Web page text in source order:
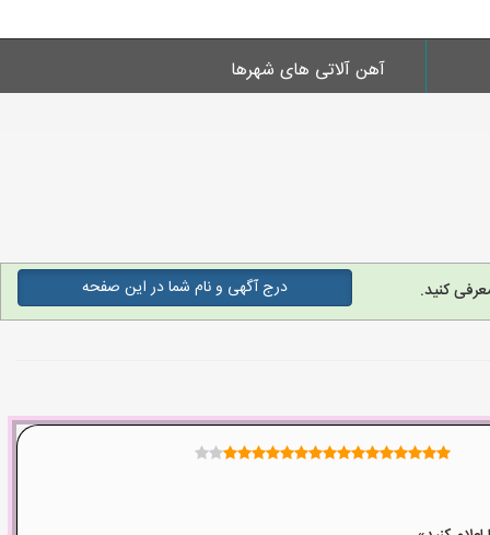
آهن آلاتی های شهرها
کنید. درج آگهی و نام شما در این صفحه